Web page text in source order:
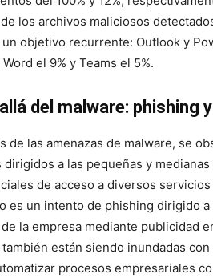
los archivos maliciosos
un objetivo recurrente: Outlook y
Word el 9% y Teams el 5%.
del malware: phishing
de las amenazas de malware, se
dirigidos a las pequeñas y
de acceso a diversos
es un intento de phishing dirigido a
la empresa mediante publicidad
también están siendo inundadas
procesos empresariales